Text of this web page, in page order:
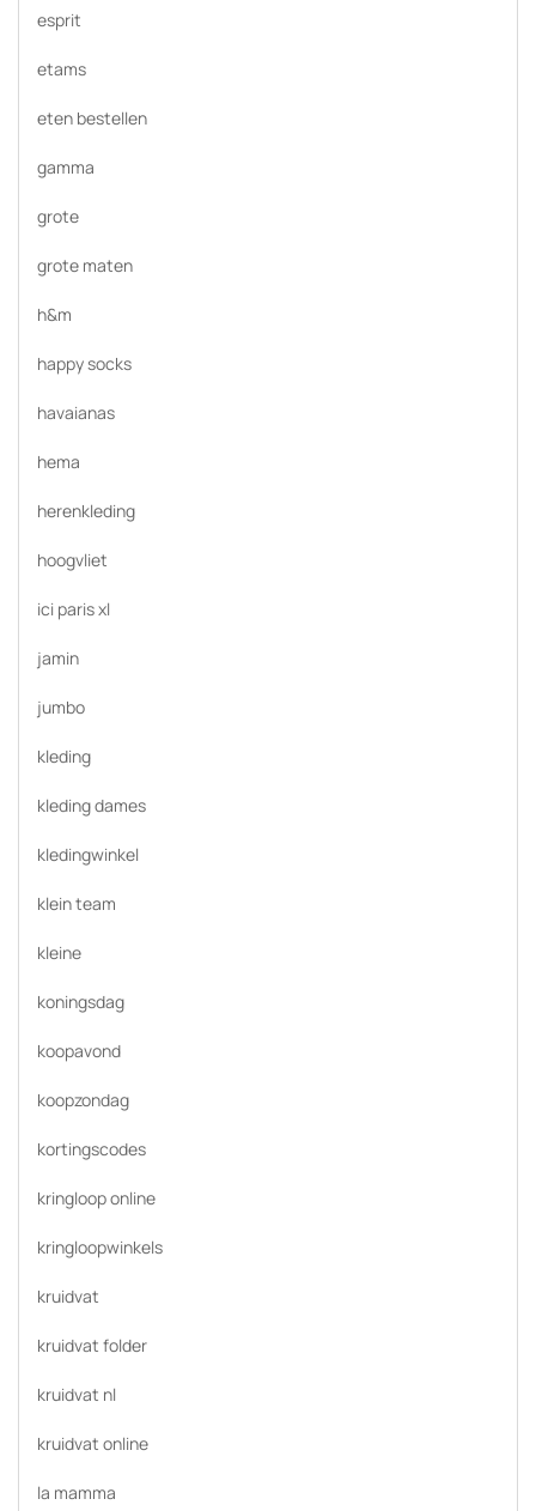
esprit
etams
eten bestellen
gamma
grote
grote maten
h&m
happy socks
havaianas
hema
herenkleding
hoogvliet
ici paris xl
jamin
jumbo
kleding
kleding dames
kledingwinkel
klein team
kleine
koningsdag
koopavond
koopzondag
kortingscodes
kringloop online
kringloopwinkels
kruidvat
kruidvat folder
kruidvat nl
kruidvat online
la mamma